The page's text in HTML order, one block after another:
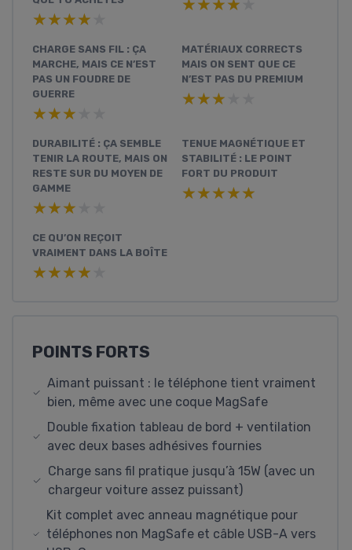
★★★★★
★★★★★
★★★★★
★★★★★
CHARGE SANS FIL : ÇA
MARCHE, MAIS CE N’EST
PAS UN FOUDRE DE
GUERRE
★★★★★
★★★★★
MATÉRIAUX CORRECTS
MAIS ON SENT QUE CE
N’EST PAS DU PREMIUM
★★★★★
★★★★★
DURABILITÉ : ÇA SEMBLE
TENIR LA ROUTE, MAIS ON
RESTE SUR DU MOYEN DE
GAMME
★★★★★
★★★★★
TENUE MAGNÉTIQUE ET
STABILITÉ : LE POINT
FORT DU PRODUIT
★★★★★
★★★★★
CE QU’ON REÇOIT
VRAIMENT DANS LA BOÎTE
★★★★★
★★★★★
POINTS FORTS
Aimant puissant : le téléphone tient vraiment
bien, même avec une coque MagSafe
Double fixation tableau de bord + ventilation
avec deux bases adhésives fournies
Charge sans fil pratique jusqu’à 15W (avec un
chargeur voiture assez puissant)
Kit complet avec anneau magnétique pour
téléphones non MagSafe et câble USB-A vers